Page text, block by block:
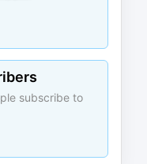
subscribe to